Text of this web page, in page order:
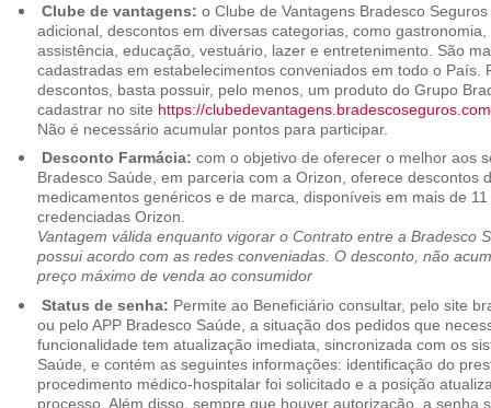
Clube de vantagens: o Clube de Vantagens Bradesco
adicional, descontos em diversas categorias, como
assistência, educação, vestuário, lazer e entretenimento. São
cadastradas em estabelecimentos conveniados em todo o País.
descontos, basta possuir, pelo menos, um produto do Grupo
cadastrar no site https://
Não é necessário acumular pontos para participar.
Desconto Farmácia: com o objetivo de oferecer o melhor aos
Bradesco Saúde, em parceria com a Orizon, oferece descontos
medicamentos genéricos e de marca, disponíveis em mais de
credenciadas Orizon.
Vantagem válida enquanto vigorar o Contrato entre a Bradesco
possui acordo com as redes conveniadas. O desconto, não
preço máximo de venda ao consumidor
Status de senha: Permite ao Beneficiário consultar, pelo site
ou pelo APP Bradesco Saúde, a situação dos pedidos que
funcionalidade tem atualização imediata, sincronizada com os
Saúde, e contém as seguintes informações: identificação do
procedimento médico-hospitalar foi solicitado e a posição
processo. Além disso, sempre que houver autorização, a senha